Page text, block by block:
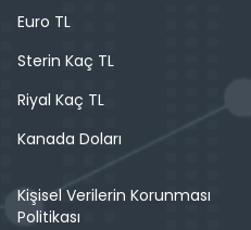
Euro TL
Sterin Kaç TL
Riyal Kaç TL
Kanada Doları
Kişisel Verilerin Korunması
Politikası